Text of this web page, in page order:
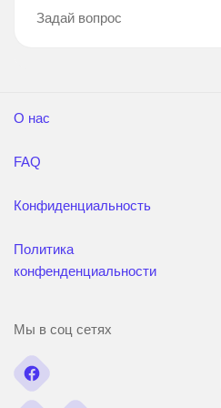
Задай вопрос
О нас
FAQ
Конфиденциальность
Политика
конфенденциальности
Мы в соц сетях